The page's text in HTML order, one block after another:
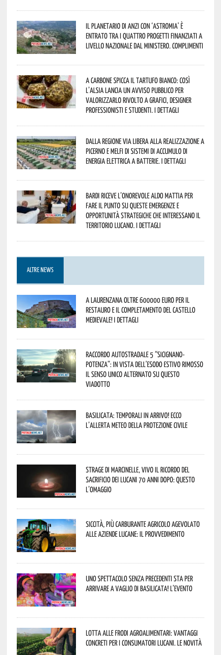
Il Planetario di Anzi con ‘Astromia’ è
entrato tra i quattro progetti finanziati a
livello nazionale dal Ministero. Complimenti
A Carbone spicca il tartufo bianco: così
l’Alsia lancia un avviso pubblico per
valorizzarlo rivolto a grafici, designer
professionisti e studenti. I dettagli
Dalla Regione via libera alla realizzazione a
Picerno e Melfi di sistemi di accumulo di
energia elettrica a batterie. I dettagli
Bardi riceve l’onorevole Aldo Mattia per
fare il punto su queste emergenze e
opportunità strategiche che interessano il
territorio lucano. I dettagli
ALTRE NEWS
A Laurenzana oltre 600000 euro per il
restauro e il completamento del Castello
Medievale! I dettagli
Raccordo Autostradale 5 “Sicignano-
Potenza”: in vista dell’esodo estivo rimosso
il senso unico alternato su questo
viadotto
Basilicata: temporali in arrivo! Ecco
l’allerta meteo della Protezione civile
Strage di Marcinelle, vivo il ricordo del
sacrificio dei lucani 70 anni dopo: questo
l’omaggio
Siccità, più carburante agricolo agevolato
alle aziende lucane: il provvedimento
Uno spettacolo senza precedenti sta per
arrivare a Vaglio di Basilicata! L’evento
Lotta alle frodi agroalimentari: vantaggi
concreti per i consumatori lucani. Le novità